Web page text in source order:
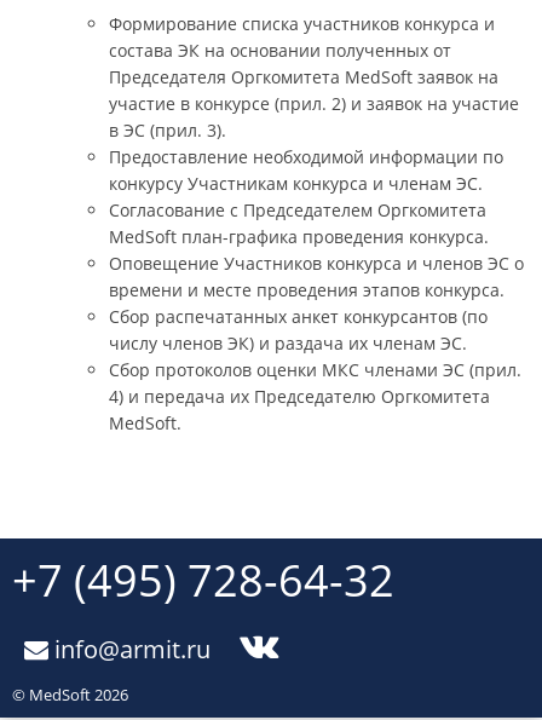
Формирование списка участников конкурса и
состава ЭК на основании полученных от
Председателя Оргкомитета MedSoft заявок на
участие в конкурсе (прил. 2) и заявок на участие
в ЭС (прил. 3).
Предоставление необходимой информации по
конкурсу Участникам конкурса и членам ЭС.
Согласование с Председателем Оргкомитета
MedSoft план-графика проведения конкурса.
Оповещение Участников конкурса и членов ЭС о
времени и месте проведения этапов конкурса.
Сбор распечатанных анкет конкурсантов (по
числу членов ЭК) и раздача их членам ЭС.
Сбор протоколов оценки МКС членами ЭС (прил.
4) и передача их Председателю Оргкомитета
MedSoft.
+7 (495) 728-64-32
info@armit.ru
© MedSoft 2026